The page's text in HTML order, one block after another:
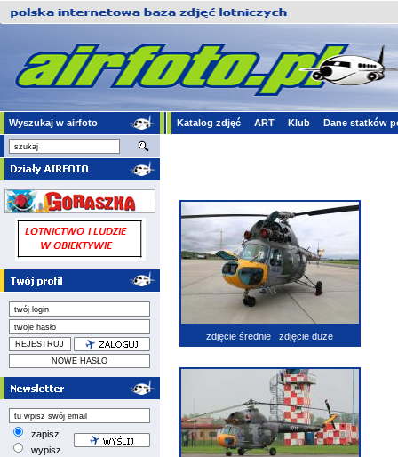
Wyszukaj w airfoto Katalog zdjęć ART Klub Dane statków
zapisz
wypisz
zdjęcie średnie zdjęcie duże